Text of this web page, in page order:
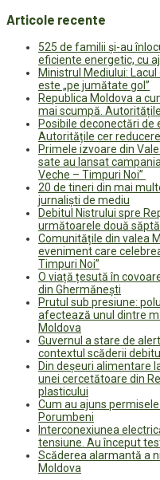
Articole recente
525 de familii și-au
eficiente energetic, cu
Ministrul Mediului:
este „pe jumătate gol”
Republica Moldova a
mai scumpă.
Posibile deconectări de
Autoritățile cer
Primele izvoare din
sate au lansat
Veche – Timpuri Noi”
20 de tineri din mai
jurnaliști de mediu
Debitul Nistrului spre
următoarele două
Comunitățile din valea
eveniment care
Timpuri Noi”
O viață țesută în
din Ghermănești
Prutul sub presiune:
afectează unul dintre
Moldova
Guvernul a stare de
contextul scăderii
Din deșeuri alimentare
unei cercetătoare din
plasticului
Cum au ajuns
Porumbeni
Interconexiunea
tensiune. Au început
Scăderea alarmantă a
Moldova